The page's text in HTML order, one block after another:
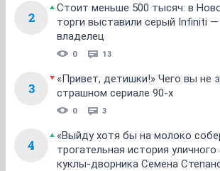
2
Стоит меньше 500 тысяч: в
торги выставили серый Infiniti
владелец
0 13
3
«Привет, детишки!» Чего вы не
страшном сериале 90-х
0 3
4
«Выйду хотя бы на молоко
трогательная история уличного
куклы-дворника Семена